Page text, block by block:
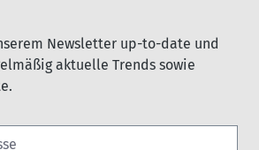
Newsletter up-to-date und
aktuelle Trends sowie